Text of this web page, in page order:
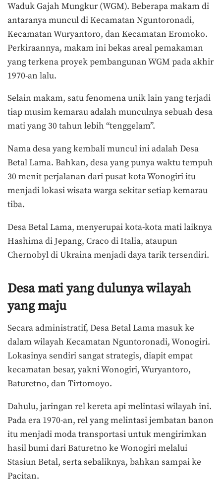
Waduk Gajah Mungkur (WGM). Beberapa makam di
antaranya muncul di Kecamatan Nguntoronadi,
Kecamatan Wuryantoro, dan Kecamatan Eromoko.
Perkiraannya, makam ini bekas areal pemakaman
yang terkena proyek pembangunan WGM pada akhir
1970-an lalu.
Selain makam, satu fenomena unik lain yang terjadi
tiap musim kemarau adalah munculnya sebuah desa
mati yang 30 tahun lebih “tenggelam”.
Nama desa yang kembali muncul ini adalah Desa
Betal Lama. Bahkan, desa yang punya waktu tempuh
30 menit perjalanan dari pusat kota Wonogiri itu
menjadi lokasi wisata warga sekitar setiap kemarau
tiba.
Desa Betal Lama, menyerupai kota-kota mati laiknya
Hashima di Jepang, Craco di Italia, ataupun
Chernobyl di Ukraina menjadi daya tarik tersendiri.
Desa mati yang dulunya wilayah
yang maju
Secara administratif, Desa Betal Lama masuk ke
dalam wilayah Kecamatan Nguntoronadi, Wonogiri.
Lokasinya sendiri sangat strategis, diapit empat
kecamatan besar, yakni Wonogiri, Wuryantoro,
Baturetno, dan Tirtomoyo.
Dahulu, jaringan rel kereta api melintasi wilayah ini.
Pada era 1970-an, rel yang melintasi jembatan banon
itu menjadi moda transportasi untuk mengirimkan
hasil bumi dari Baturetno ke Wonogiri melalui
Stasiun Betal, serta sebaliknya, bahkan sampai ke
Pacitan.